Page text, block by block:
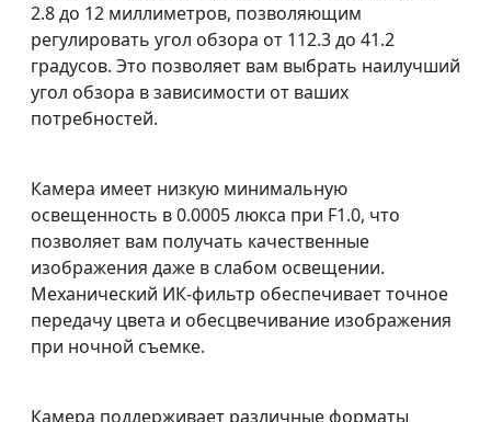
2.8 до 12 миллиметров, позволяющим
регулировать угол обзора от 112.3 до 41.2
градусов. Это позволяет вам выбрать наилучший
угол обзора в зависимости от ваших
потребностей.
Камера имеет низкую минимальную
освещенность в 0.0005 люкса при F1.0, что
позволяет вам получать качественные
изображения даже в слабом освещении.
Механический ИК-фильтр обеспечивает точное
передачу цвета и обесцвечивание изображения
при ночной съемке.
Камера поддерживает различные форматы